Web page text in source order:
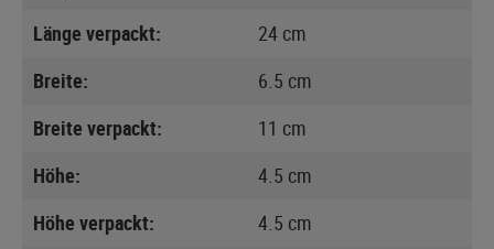
Länge verpackt:
24 cm
Breite:
6.5 cm
Breite verpackt:
11 cm
Höhe:
4.5 cm
Höhe verpackt:
4.5 cm